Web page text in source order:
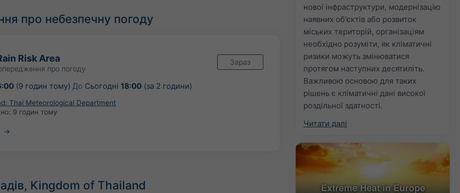
нової інфраструктури, модернізацію
наявних об'єктів або розвиток
міських територій, організаціям
необхідно розуміти, як кліматичні
ризики можуть змінюватися
протягом наступних десятиліть.
Важливою основою для таких
рішень є кліматичні дані високої
роздільної здатності.
Читати далі
про небезпечну погоду
Risk Area
про погоду
Зараз
(9 годин тому) До Сьогодні 18:00(за 2 години)
Thai Meteorological Department
9 годин тому
Kingdom of Thailand